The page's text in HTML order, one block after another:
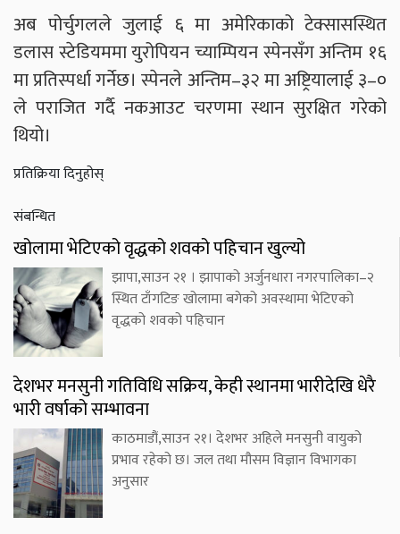
अब पोर्चुगलले जुलाई ६ मा अमेरिकाको टेक्सासस्थित
डलास स्टेडियममा युरोपियन च्याम्पियन स्पेनसँग अन्तिम १६
मा प्रतिस्पर्धा गर्नेछ। स्पेनले अन्तिम–३२ मा अष्ट्रियालाई ३–०
ले पराजित गर्दै नकआउट चरणमा स्थान सुरक्षित गरेको
थियो।
प्रतिक्रिया दिनुहोस्
संबन्धित
खोलामा भेटिएको वृद्धको शवको पहिचान खुल्यो
झापा,साउन २१ । झापाको अर्जुनधारा नगरपालिका–२
स्थित टाँगटिङ खोलामा बगेको अवस्थामा भेटिएको
वृद्धको शवको पहिचान
देशभर मनसुनी गतिविधि सक्रिय, केही स्थानमा भारीदेखि धेरै
भारी वर्षाको सम्भावना
काठमाडौं,साउन २१। देशभर अहिले मनसुनी वायुको
प्रभाव रहेको छ। जल तथा मौसम विज्ञान विभागका
अनुसार